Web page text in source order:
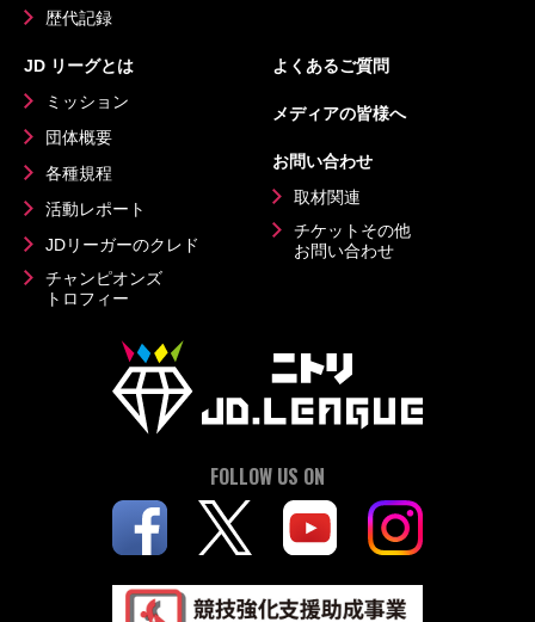
歴代記録
JD リーグとは
ミッション
団体概要
各種規程
活動レポート
JDリーガーのクレド
チャンピオンズ
トロフィー
よくあるご質問
メディアの皆様へ
お問い合わせ
取材関連
チケットその他
お問い合わせ
FOLLOW US ON